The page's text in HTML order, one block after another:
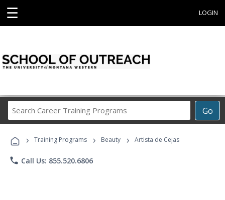
☰ LOGIN
Go
Career
Programs
› Training Programs › Beauty › Artista de Cejas
phone Call Us: 855.520.6806